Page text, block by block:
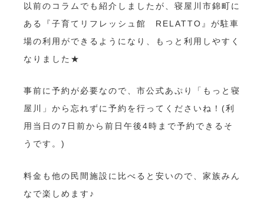
以前のコラムでも紹介しましたが、寝屋川市錦町に
ある『子育てリフレッシュ館 RELATTO』が駐車
場の利用ができるようになり、もっと利用しやすく
なりました★
事前に予約が必要なので、市公式あぷり「もっと寝
屋川」から忘れずに予約を行ってくださいね！(利
用当日の7日前から前日午後4時まで予約できるそ
うです。)
料金も他の民間施設に比べると安いので、家族みん
なで楽しめます♪